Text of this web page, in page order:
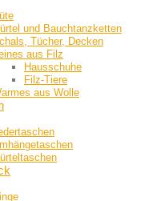
und Bauch­tanzketten
Tücher, Decken
aus Filz
Hausschuhe
Filz-Tiere
aus Wolle